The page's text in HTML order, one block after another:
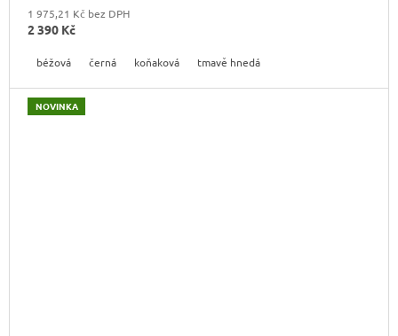
1 975,21 Kč bez DPH
2 390 Kč
béžová černá koňaková tmavě hnedá
NOVINKA